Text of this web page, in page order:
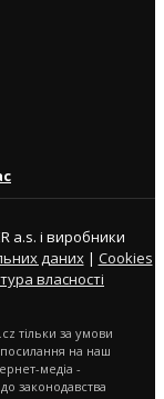
a.s. і виробники
даних| Cookies
власності
тільки за умови
на наш
медіа -
законодавства